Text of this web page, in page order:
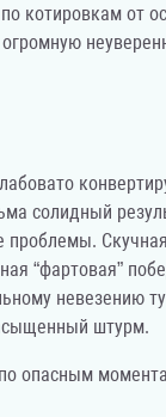
котировкам от
солидный
“фартовая”
невезению
штурм.
опасным